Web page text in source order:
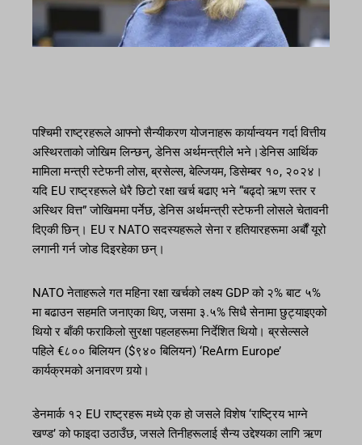
पश्चिमी राष्ट्रहरूले आफ्नो सैन्यीकरण योजनाहरू कार्यान्वयन गर्दा वित्तीय
अस्थिरताको जोखिम लिन्छन्, डेनिस अर्थमन्त्रीले भने।डेनिस आर्थिक
मामिला मन्त्री स्टेफनी लोस, ब्रसेल्स, बेल्जियम, डिसेम्बर १०, २०२४।
यदि EU राष्ट्रहरूले धेरै छिटो रक्षा खर्च बढाए भने “बढ्दो ऋण स्तर र
अस्थिर वित्त” जोखिममा पर्नेछ, डेनिस अर्थमन्त्री स्टेफनी लोसले चेतावनी
दिएकी छिन्। EU र NATO सदस्यहरूले सेना र हतियारहरूमा अर्बौं यूरो
लगानी गर्न जोड दिइरहेका छन्।
NATO नेताहरूले गत महिना रक्षा खर्चको लक्ष्य GDP को २% बाट ५%
मा बढाउन सहमति जनाएका थिए, जसमा ३.५% सिधै सेनामा छुट्याइएको
थियो र बाँकी फराकिलो सुरक्षा पहलहरूमा निर्देशित थियो। ब्रसेल्सले
पहिले €८०० बिलियन ($९४० बिलियन) ‘ReArm Europe’
कार्यक्रमको अनावरण गर्‍यो।
डेनमार्क १२ EU राष्ट्रहरू मध्ये एक हो जसले विशेष ‘राष्ट्रिय भाग्ने
खण्ड’ को फाइदा उठाउँछ, जसले तिनीहरूलाई सैन्य उद्देश्यका लागि ऋण